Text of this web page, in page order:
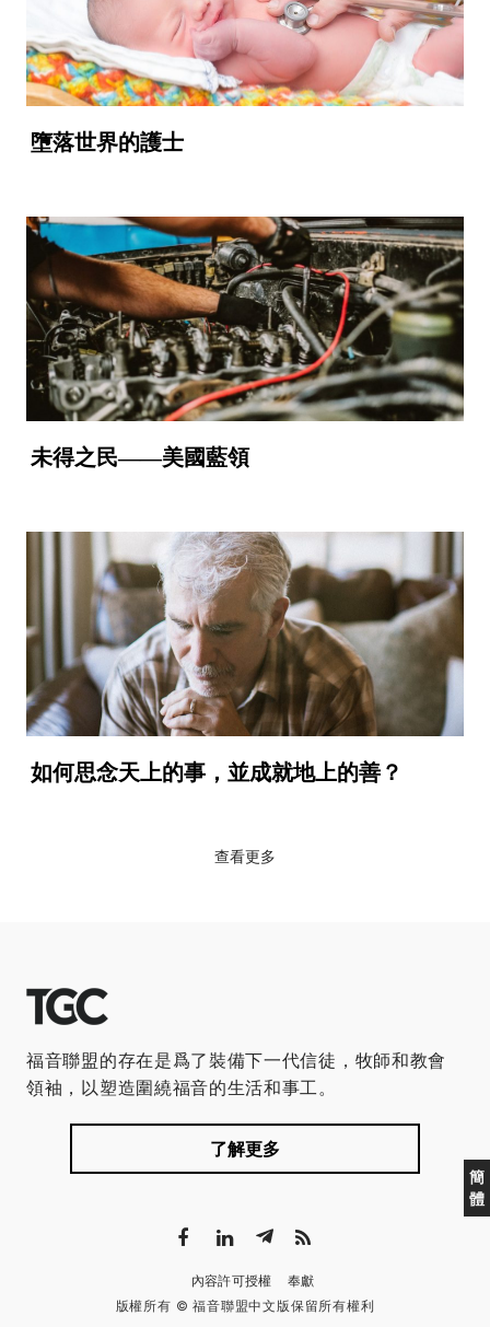
墮落世界的護士
未得之民——美國藍領
如何思念天上的事，並成就地上的善？
查看更多
簡
體
福音聯盟的存在是爲了裝備下一代信徒，牧師和教會
領袖，以塑造圍繞福音的生活和事工。
了解更多
內容許可授權
奉獻
版權所有 © 福音聯盟中文版保留所有權利